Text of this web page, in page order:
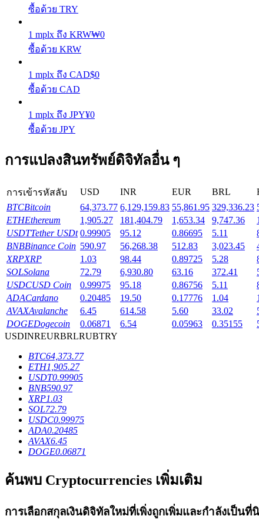
รับรางวัลการแข่งขันทุกวัน
การปักหลัก
ผลตอบแทนสูงและเข้าถึงได้ทันที
Launchpool
การเซ้งแบบยืดหยุ่นเพื่อรับโทเคนยอดนิยม
การล็อค BTR
การลงทุนพิเศษสำหรับผู้ถือ BTR
ซื้อด้วย TRY
1 mplx ถึง KRW₩0
ซื้อด้วย KRW
1 mplx ถึง CAD$0
ซื้อด้วย CAD
1 mplx ถึง JPY¥0
ซื้อด้วย JPY
การแปลงสินทรัพย์ดิจิทัลอื่น ๆ
การเข้ารหัสลับ USD INR EUR BRL
BTCBitcoin 64,373.77 6,129,159.83 55,861.95 329,336.23
ETHEthereum 1,905.27 181,404.79 1,653.34 9,747.36
USDTTether USDt 0.99905 95.12 0.86695 5.11
BNBBinance Coin 590.97 56,268.38 512.83 3,023.45
XRPXRP 1.03 98.44 0.89725 5.28
SOLSolana 72.79 6,930.80 63.16 372.41
USDCUSD Coin 0.99975 95.18 0.86756 5.11
ADACardano 0.20485 19.50 0.17776 1.04
AVAXAvalanche 6.45 614.58 5.60 33.02
DOGEDogecoin 0.06871 6.54 0.05963 0.35155
USDINREURBRLRUBTRY
BTC64,373.77
ETH1,905.27
USDT0.99905
BNB590.97
XRP1.03
SOL72.79
USDC0.99975
ADA0.20485
AVAX6.45
DOGE0.06871
ค้นพบ Cryptocurrencies เพิ่มเติม
การเลือกสกุลเงินดิจิทัลใหม่ที่เพิ่งถูกเพิ่มและกำลังเป็น